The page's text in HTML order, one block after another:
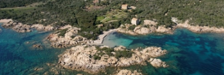
Des les beaux jours nous viendront ?